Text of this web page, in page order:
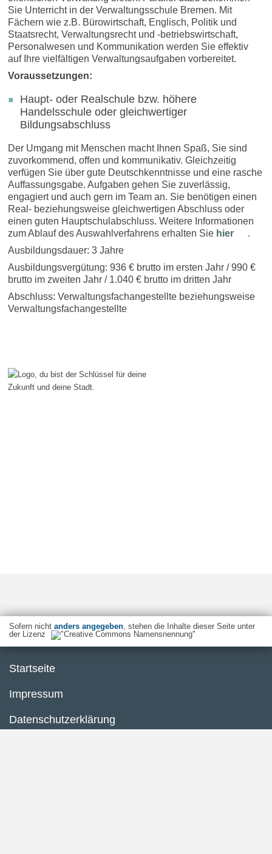
Sie Unterricht in der Verwaltungsschule Bremen. Mit
Fächern wie z.B. Bürowirtschaft, Englisch, Politik und
Staatsrecht, Verwaltungsrecht und -betriebswirtschaft,
Personalwesen und Kommunikation werden Sie effektiv
auf Ihre vielfältigen Verwaltungsaufgaben vorbereitet.
Voraussetzungen:
Haupt- oder Realschule bzw. höhere
Handelsschule oder gleichwertiger
Bildungsabschluss
Der Umgang mit Menschen macht Ihnen Spaß, Sie sind
zuvorkommend, offen und kommunikativ. Gleichzeitig
verfügen Sie über gute Deutschkenntnisse und eine rasche
Auffassungsgabe. Aufgaben gehen Sie zuverlässig,
engagiert und auch gern im Team an. Sie benötigen einen
Real- beziehungsweise gleichwertigen Abschluss oder
einen guten Hauptschulabschluss. Weitere Informationen
zum Ablauf des Auswahlverfahrens erhalten Sie hier
.
Ausbildungsdauer: 3 Jahre
Ausbildungsvergütung: 936 € brutto im ersten Jahr / 990 €
brutto im zweiten Jahr / 1.040 € brutto im dritten Jahr
Abschluss: Verwaltungsfachangestellte beziehungsweise
Verwaltungsfachangestellte
Sofern nicht anders angegeben, stehen die Inhalte dieser Seite unter
der Lizenz
Startseite
Impressum
Datenschutzerklärung